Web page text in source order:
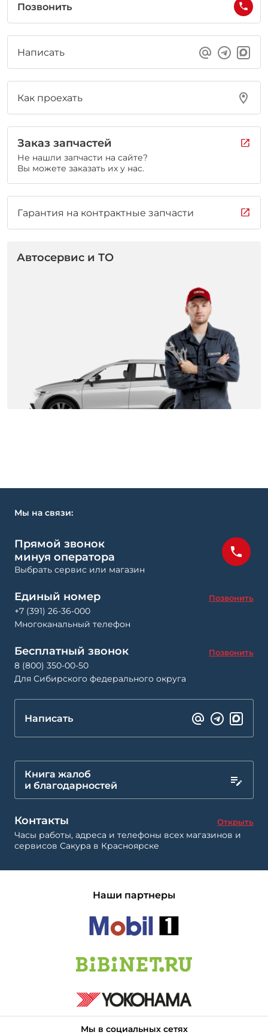
Позвонить
Написать
Как проехать
Заказ запчастей
Не нашли запчасти на сайте?
Вы можете заказать их у нас.
Гарантия на контрактные запчасти
Автосервис и ТО
Мы на связи:
Прямой звонок
минуя оператора
Выбрать сервис или магазин
Единый номер Позвонить
+7 (391) 26-36-000
Многоканальный телефон
Бесплатный звонок Позвонить
8 (800) 350-00-50
Для Сибирского федерального округа
Написать
Книга жалоб
и благодарностей
Контакты Открыть
Часы работы, адреса и телефоны всех магазинов и
сервисов Сакура в Красноярске
Наши партнеры
Мы в социальных сетях